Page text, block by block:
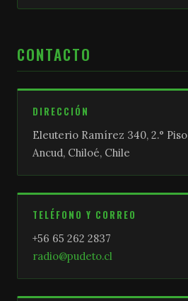
CONTACTO
DIRECCIÓN
Eleuterio Ramírez 340, 2.° Piso
Ancud, Chiloé, Chile
TELÉFONO Y CORREO
+56 65 262 2837
radio@pudeto.cl